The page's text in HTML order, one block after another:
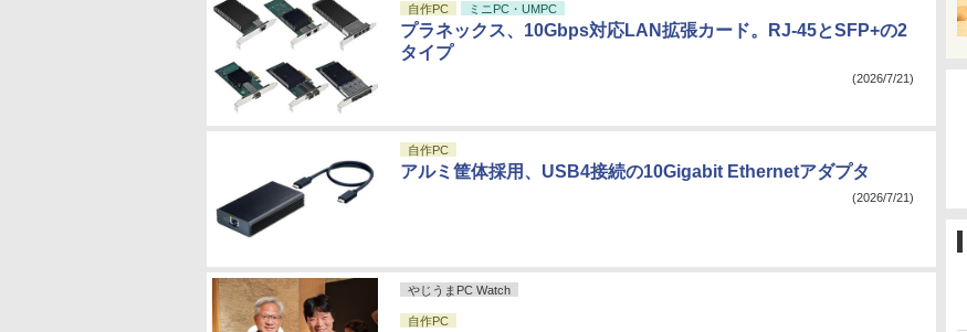
自作PC ミニPC・UMPC
プラネックス、10Gbps対応LAN拡張カード。RJ-45とSFP+の2
タイプ
(2026/7/21)
自作PC
アルミ筐体採用、USB4接続の10Gigabit Ethernetアダプタ
(2026/7/21)
やじうまPC Watch
自作PC